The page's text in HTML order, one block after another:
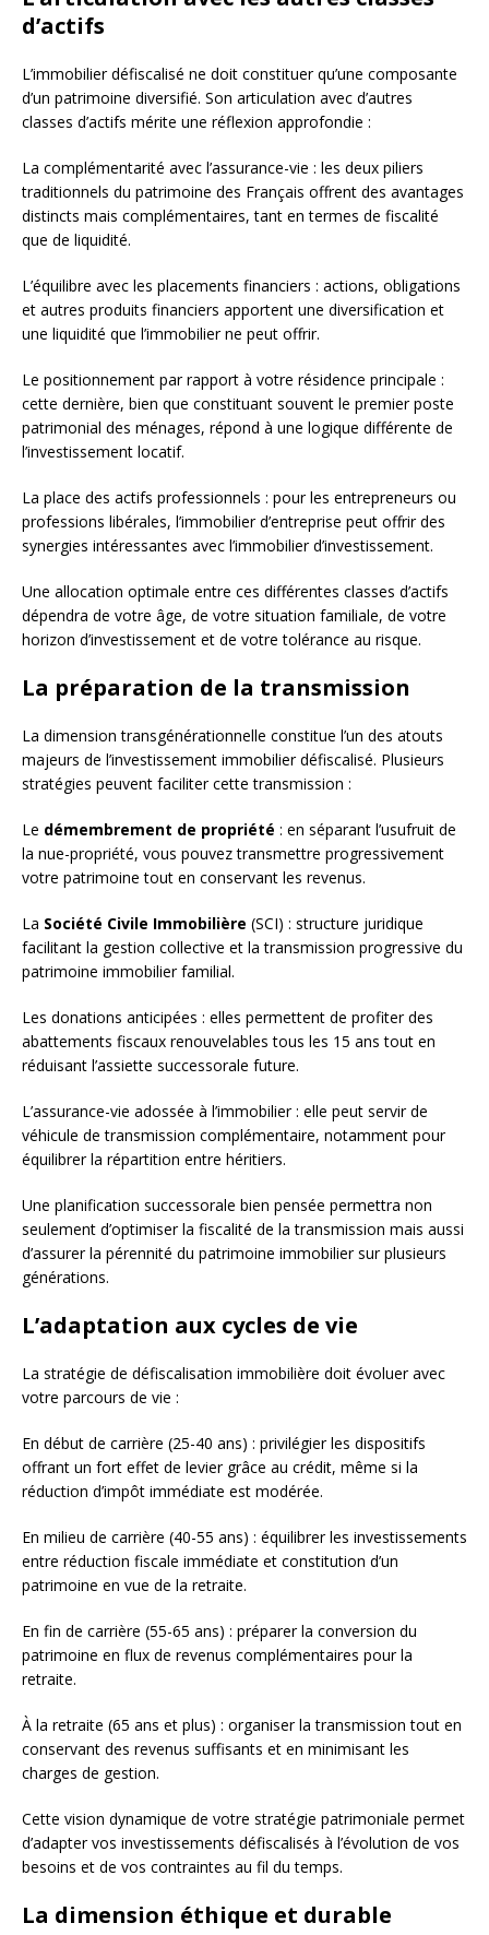
d’actifs
L’immobilier défiscalisé ne doit constituer qu’une composante
d’un patrimoine diversifié. Son articulation avec d’autres
classes d’actifs mérite une réflexion approfondie :
La complémentarité avec l’assurance-vie : les deux piliers
traditionnels du patrimoine des Français offrent des avantages
distincts mais complémentaires, tant en termes de fiscalité
que de liquidité.
L’équilibre avec les placements financiers : actions, obligations
et autres produits financiers apportent une diversification et
une liquidité que l’immobilier ne peut offrir.
Le positionnement par rapport à votre résidence principale :
cette dernière, bien que constituant souvent le premier poste
patrimonial des ménages, répond à une logique différente de
l’investissement locatif.
La place des actifs professionnels : pour les entrepreneurs ou
professions libérales, l’immobilier d’entreprise peut offrir des
synergies intéressantes avec l’immobilier d’investissement.
Une allocation optimale entre ces différentes classes d’actifs
dépendra de votre âge, de votre situation familiale, de votre
horizon d’investissement et de votre tolérance au risque.
La préparation de la transmission
La dimension transgénérationnelle constitue l’un des atouts
majeurs de l’investissement immobilier défiscalisé. Plusieurs
stratégies peuvent faciliter cette transmission :
Le démembrement de propriété : en séparant l’usufruit de
la nue-propriété, vous pouvez transmettre progressivement
votre patrimoine tout en conservant les revenus.
La Société Civile Immobilière (SCI) : structure juridique
facilitant la gestion collective et la transmission progressive du
patrimoine immobilier familial.
Les donations anticipées : elles permettent de profiter des
abattements fiscaux renouvelables tous les 15 ans tout en
réduisant l’assiette successorale future.
L’assurance-vie adossée à l’immobilier : elle peut servir de
véhicule de transmission complémentaire, notamment pour
équilibrer la répartition entre héritiers.
Une planification successorale bien pensée permettra non
seulement d’optimiser la fiscalité de la transmission mais aussi
d’assurer la pérennité du patrimoine immobilier sur plusieurs
générations.
L’adaptation aux cycles de vie
La stratégie de défiscalisation immobilière doit évoluer avec
votre parcours de vie :
En début de carrière (25-40 ans) : privilégier les dispositifs
offrant un fort effet de levier grâce au crédit, même si la
réduction d’impôt immédiate est modérée.
En milieu de carrière (40-55 ans) : équilibrer les investissements
entre réduction fiscale immédiate et constitution d’un
patrimoine en vue de la retraite.
En fin de carrière (55-65 ans) : préparer la conversion du
patrimoine en flux de revenus complémentaires pour la
retraite.
À la retraite (65 ans et plus) : organiser la transmission tout en
conservant des revenus suffisants et en minimisant les
charges de gestion.
Cette vision dynamique de votre stratégie patrimoniale permet
d’adapter vos investissements défiscalisés à l’évolution de vos
besoins et de vos contraintes au fil du temps.
La dimension éthique et durable